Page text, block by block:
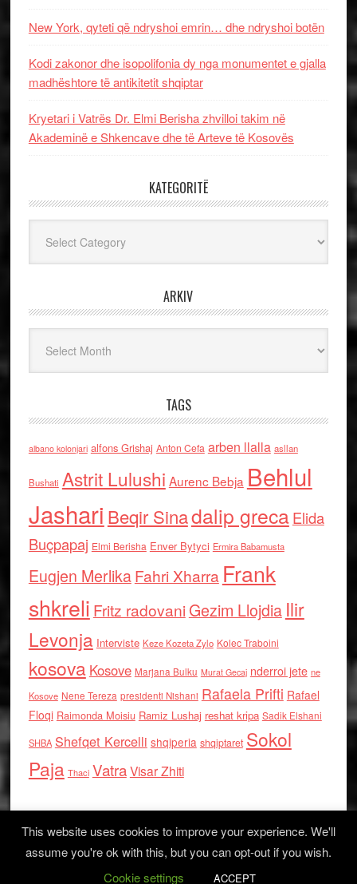
New York, qyteti që ndryshoi emrin… dhe ndryshoi botën
Kodi zakonor dhe isopolifonia dy nga monumentet e gjalla
madhështore të antikitetit shqiptar
Kryetari i Vatrës Dr. Elmi Berisha zhvilloi takim në
Akademinë e Shkencave dhe të Arteve të Kosovës
KATEGORITË
ARKIV
TAGS
albano kolonjari alfons Grishaj Anton Cefa arben llalla asllan
Bushati Astrit Lulushi Aurenc Bebja Behlul
Jashari Beqir Sinadalip grecaElida
Buçpapaj Elmi Berisha Enver Bytyci Ermira Babamusta
Eugjen MerlikaFahri Xharra Frank
shkreli Fritz radovaniGezim Llojdia Ilir
Levonja Interviste Keze Kozeta Zylo Kolec Traboini
kosova Kosove Marjana Bulku Murat Gecaj nderroi jete ne
Kosove Nene Tereza presidenti Nishani Rafaela Prifti Rafael
Floqi Raimonda Moisiu Ramiz Lushaj reshat kripa Sadik Elshani
SHBA Shefqet Kercelli shqiperia shqiptaret Sokol
Paja Thaci VatraVisar Zhiti
Log in
This website uses cookies to improve your experience. We'll
assume you're ok with this, but you can opt-out if you wish.
Cookie settings
ACCEPT